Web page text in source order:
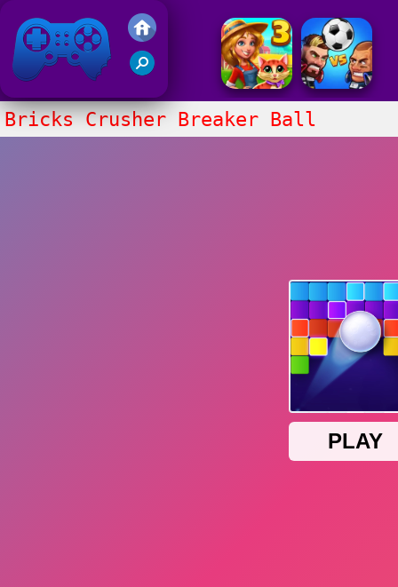
Juegos Friv 2017
Bricks Crusher Breaker Ball